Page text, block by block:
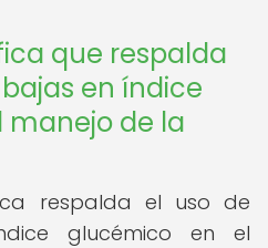
que respalda
en índice
de la
respalda el uso de
glucémico en el